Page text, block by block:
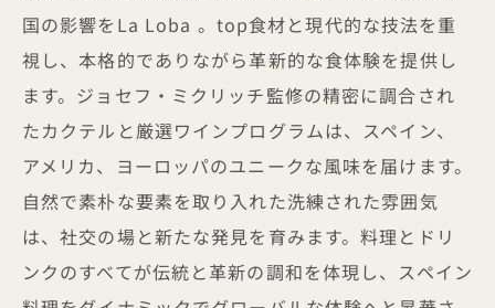
国の影響をLa Loba 。top食材と現代的な技法を重
視し、本格的でありながら革新的な食体験を提供し
ます。ジョセフ・ミクリッチ監修の精密に調合され
たカクテルと厳選ワインプログラムは、スペイン、
アメリカ、ヨーロッパのユニークな風味を届けます。
自然で素朴な要素を取り入れた洗練された雰囲気
は、社交の場と新たな発見を育みます。料理とドリ
ンクのすべてが伝統と革新の調和を体現し、スペイン